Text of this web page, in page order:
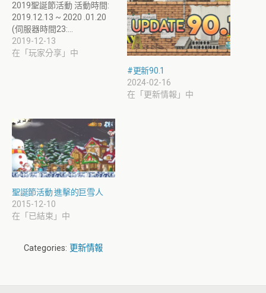
2019聖誕節活動 活動時間:
2019.12.13 ~ 2020 .01.20
(伺服器時間23:…
2019-12-13
在「玩家分享」中
#更新90.1
2024-02-16
在「更新情報」中
聖誕節活動 進擊的巨雪人
2015-12-10
在「已結束」中
Categories: 更新情報